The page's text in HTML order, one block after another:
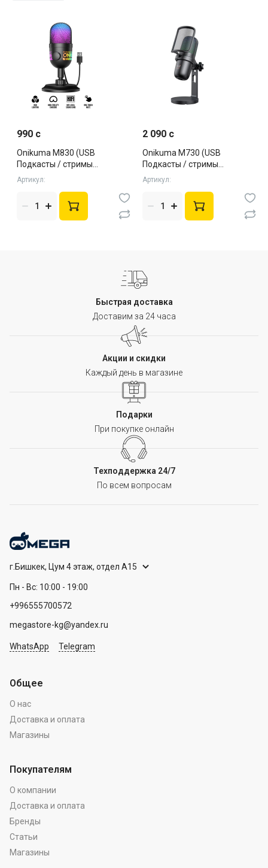
990 c
Onikuma M830 (USB
Подкасты / стримы
Конденсаторный) Black
Артикул:
2 090 c
Onikuma M730 (USB
Подкасты / стримы
Конденсаторный) Black
Артикул:
Быстрая доставка
Доставим за 24 часа
Акции и скидки
Каждый день в магазине
Подарки
При покупке онлайн
Техподдержка 24/7
По всем вопросам
г.Бишкек, Цум 4 этаж, отдел А15
Пн - Вс: 10:00 - 19:00
+996555700572
megastore-kg@yandex.ru
WhatsApp Telegram
Общее
О нас
Доставка и оплата
Магазины
Покупателям
О компании
Доставка и оплата
Бренды
Статьи
Магазины